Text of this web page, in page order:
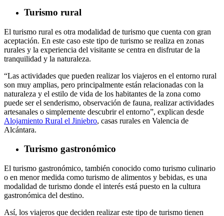
Turismo rural
El turismo rural es otra modalidad de turismo que cuenta con gran
aceptación. En este caso este tipo de turismo se realiza en zonas
rurales y la experiencia del visitante se centra en disfrutar de la
tranquilidad y la naturaleza.
“Las actividades que pueden realizar los viajeros en el entorno rural
son muy amplias, pero principalmente están relacionadas con la
naturaleza y el estilo de vida de los habitantes de la zona como
puede ser el senderismo, observación de fauna, realizar actividades
artesanales o simplemente descubrir el entorno”, explican desde
Alojamiento Rural el Jiniebro, casas rurales en Valencia de
Alcántara.
Turismo gastronómico
El turismo gastronómico, también conocido como turismo culinario
o en menor medida como turismo de alimentos y bebidas, es una
modalidad de turismo donde el interés está puesto en la cultura
gastronómica del destino.
Así, los viajeros que deciden realizar este tipo de turismo tienen